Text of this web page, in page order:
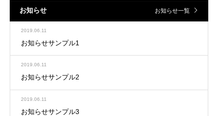
お知らせ お知らせ一覧
2019.06.11
お知らせサンプル1
2019.06.11
お知らせサンプル2
2019.06.11
お知らせサンプル3